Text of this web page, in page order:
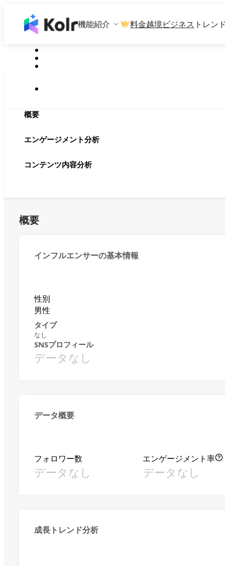
機能紹介 料金越境ビジネス トレン
概要
エンゲージメント分析
コンテンツ内容分析
概要
インフルエンサーの基本情報
性別
男性
タイプ
なし
SNSプロフィール
データなし
データ概要
フォロワー数
データなし
エンゲージメント率
データなし
成長トレンド分析